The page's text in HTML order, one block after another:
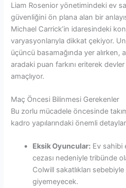
Liam Rosenior yönetimindeki ev
güvenliğini ön plana alan bir
Michael Carrick’in idaresindeki
varyasyonlarıyla dikkat çekiyor.
üçüncü basamağında yer alırken,
aradaki puan farkını eriterek
amaçlıyor.
Maç Öncesi Bilinmesi Gerekenler
Bu zorlu mücadele öncesinde
kadro yapılarındaki önemli
Eksik Oyuncular: Ev sahibi
cezası nedeniyle tribünde
Colwill sakatlıkları
giyemeyecek.